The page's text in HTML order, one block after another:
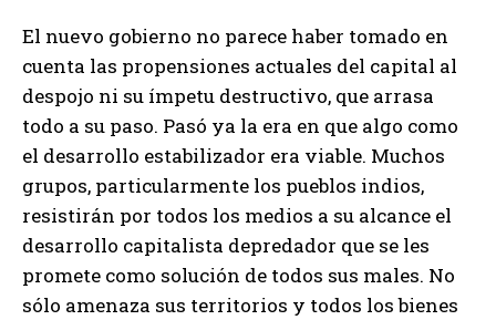
El nuevo gobierno no parece haber tomado en
cuenta las propensiones actuales del capital al
despojo ni su ímpetu destructivo, que arrasa
todo a su paso. Pasó ya la era en que algo como
el desarrollo estabilizador era viable. Muchos
grupos, particularmente los pueblos indios,
resistirán por todos los medios a su alcance el
desarrollo capitalista depredador que se les
promete como solución de todos sus males. No
sólo amenaza sus territorios y todos los bienes